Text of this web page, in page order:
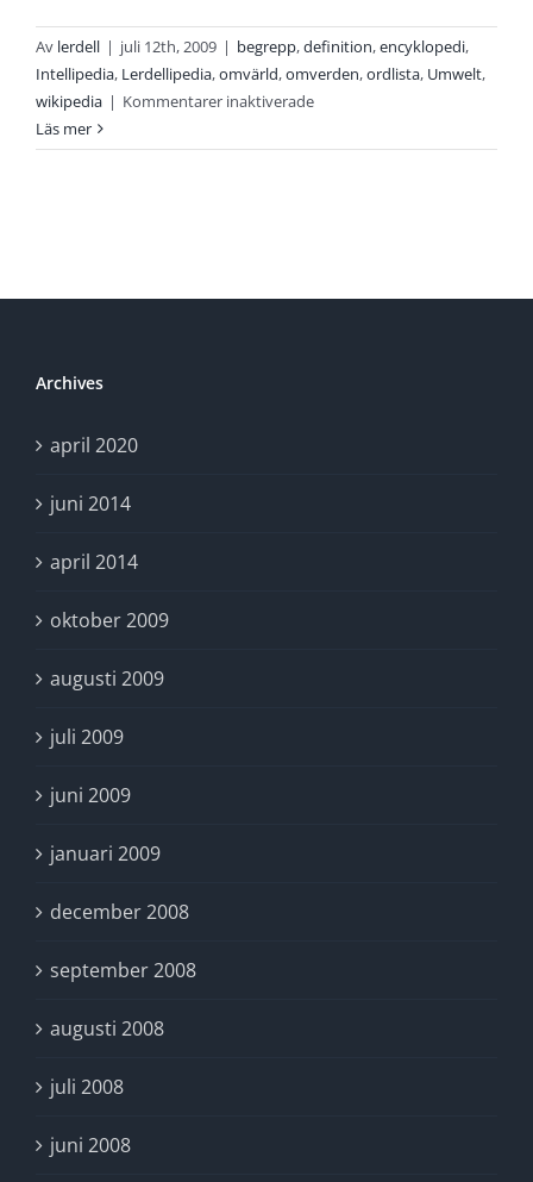
Av lerdell | juli 12th, 2009 | begrepp,definition,encyklopedi,
Intellipedia, Lerdellipedia,omvärld,omverden,ordlista, Umwelt,
wikipedia | Kommentarer inaktiveradeför
[begrepp
Läs mer
Archives
april 2020
juni 2014
april 2014
oktober 2009
augusti 2009
juli 2009
juni 2009
januari 2009
december 2008
september 2008
augusti 2008
juli 2008
juni 2008